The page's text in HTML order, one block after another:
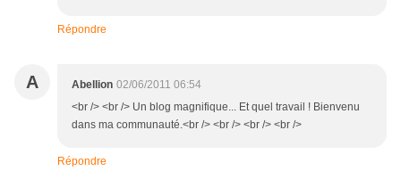
Répondre
A Abellion 02/06/2011 06:54
<br /> <br /> Un blog magnifique... Et quel travail ! Bienvenu
dans ma communauté.<br /> <br /> <br /> <br />
Répondre